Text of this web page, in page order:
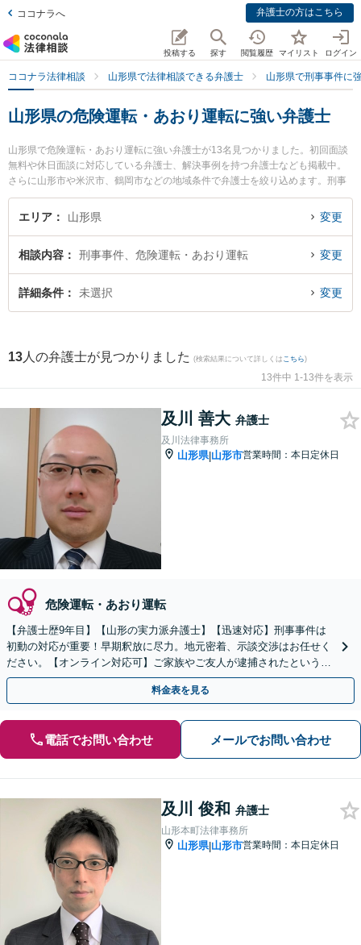
ココナラへ 弁護士の方はこちら
投稿する 探す 閲覧履歴 マイリスト ログイン
ココナラ法律相談 山形県で法律相談できる弁護士 山形県で刑事事件に
山形県の危険運転・あおり運転に強い弁護士
山形県で危険運転・あおり運転に強い弁護士が13名見つかりました。初回面談
無料や休日面談に対応している弁護士、解決事例を持つ弁護士なども掲載中。
さらに山形市や米沢市、鶴岡市などの地域条件で弁護士を絞り込めます。刑事
事件に関係する加害者側や少年事件、再犯・前科あり等の細かな分野での絞り
込み検索もでき便利です。特に及川法律事務所の及川 善大弁護士や山形本町法
『山形県で土日や夜間に発生した危険運転・あおり運転のトラブルを今すぐに
弁護士に相談したい』『危険運転・あおり運転のトラブル解決の実績豊富な近
くの弁護士を検索したい』『初回相談無料で危険運転・あおり運転を法律相談
エリア 山形県 変更
相談内容 刑事事件、危険運転・あおり運転 変更
詳細条件 未選択 変更
13 人の弁護士が見つかりました (検索結果について詳しくは こちら)
13件中 1-13件を表示
及川 善大 弁護士
及川法律事務所
山形県|山形市営業時間：本日定休日
危険運転・あおり運転
【弁護士歴9年目】【山形の実力派弁護士】【迅速対応】刑事事件は
初動の対応が重要！早期釈放に尽力。地元密着、示談交渉はお任せく
ださい。【オンライン対応可】ご家族やご友人が逮捕されたというよ
うな知らせを受けた場合には、一刻も早くご相談ください。
料金表を見る
電話でお問い合わせ メールでお問い合わせ
及川 俊和 弁護士
山形本町法律事務所
山形県|山形市営業時間：本日定休日